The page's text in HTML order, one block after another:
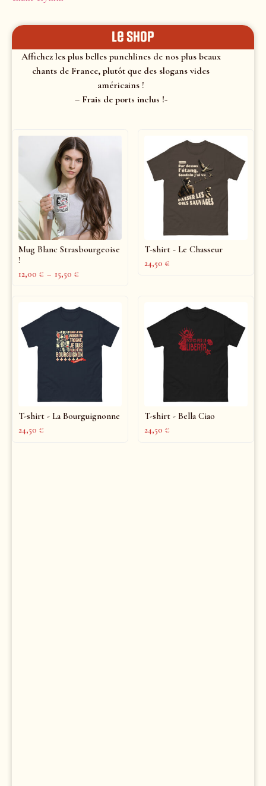
le shop
Affichez les plus belles punchlines de nos plus beaux
chants de France, plutôt que des slogans vides
américains !
– Frais de ports inclus !-
Mug Blanc Strasbourgeoise
!
12,00 € – 15,50 €
T-shirt - Le Chasseur
24,50 €
T-shirt - La Bourguignonne
24,50 €
T-shirt - Bella Ciao
24,50 €